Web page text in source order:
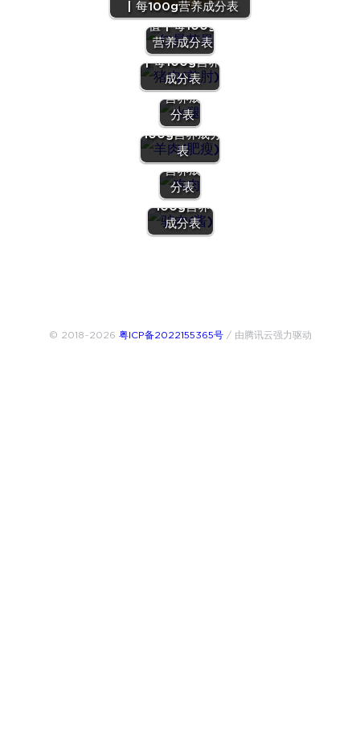
| 每100g营养成分表
果』营养价
值 | 每100g
营养成分表
『猪肉(前
肘)』营养价值
| 每100g营养
成分表
『火
腿』营
养价值
| 每
100g
营养成
分表
『羊肉(肥瘦)
(均值)』营养
价值 | 每
100g营养成分
表
『狗
肉』营
养价值
| 每
100g
营养成
分表
『驴肉
(酱)』营养
价值 | 每
100g营养
成分表
© 2018~2026 粤ICP备2022155365号/ 由腾讯云强力驱动